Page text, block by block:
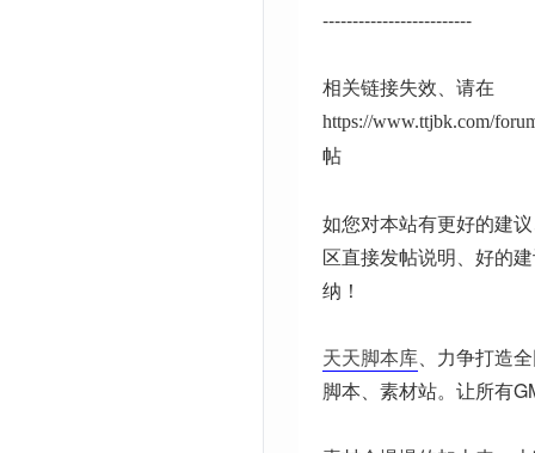
-------------------------
相关链接失效、请在
https://www.ttjbk.com/
帖
如您对本站有更好的建
区直接发帖说明、好的
纳！
天天脚本库、力争打造
脚本、素材站。让所有